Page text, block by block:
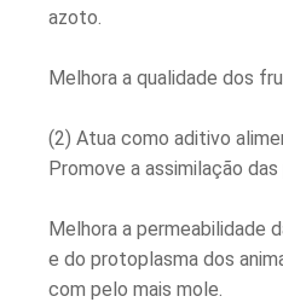
azoto.
Melhora a qualidade dos
(2) Atua como aditivo
Promove a assimilação
Melhora a permeabilidade
e do protoplasma dos
com pelo mais mole.